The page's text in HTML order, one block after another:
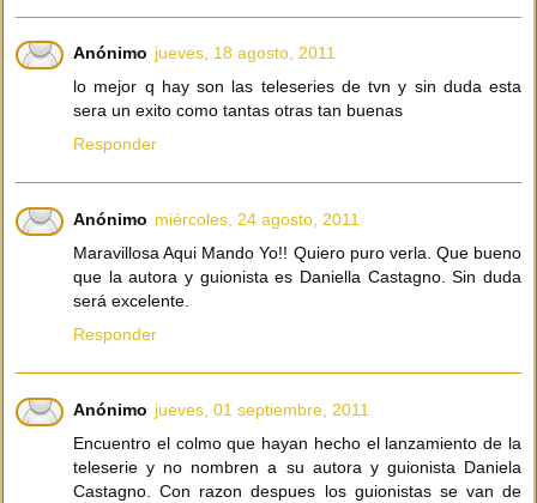
Anónimo jueves, 18 agosto, 2011
lo mejor q hay son las teleseries de tvn y sin duda esta
sera un exito como tantas otras tan buenas
Responder
Anónimo miércoles, 24 agosto, 2011
Maravillosa Aqui Mando Yo!! Quiero puro verla. Que bueno
que la autora y guionista es Daniella Castagno. Sin duda
será excelente.
Responder
Anónimo jueves, 01 septiembre, 2011
Encuentro el colmo que hayan hecho el lanzamiento de la
teleserie y no nombren a su autora y guionista Daniela
Castagno. Con razon despues los guionistas se van de